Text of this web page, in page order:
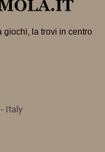
giochi, la trovi in centro
Italy